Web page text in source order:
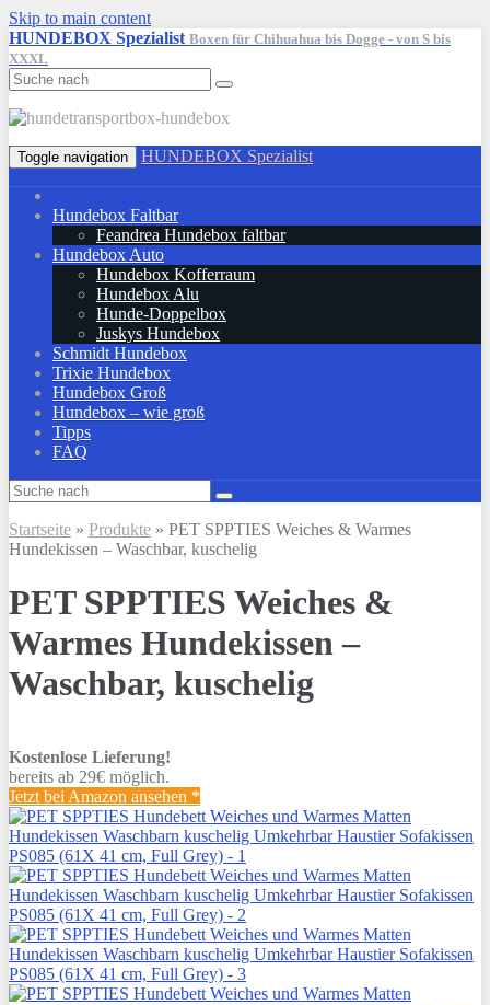
Skip to main content
HUNDEBOX Spezialist Boxen für Chihuahua bis Dogge - von S bis
XXXL
Toggle navigation HUNDEBOX Spezialist
Hundebox Faltbar
Feandrea Hundebox faltbar
Hundebox Auto
Hundebox Kofferraum
Hundebox Alu
Hunde-Doppelbox
Juskys Hundebox
Schmidt Hundebox
Trixie Hundebox
Hundebox Groß
Hundebox – wie groß
Tipps
FAQ
Startseite » Produkte » PET SPPTIES Weiches & Warmes
Hundekissen – Waschbar, kuschelig
PET SPPTIES Weiches &
Warmes Hundekissen –
Waschbar, kuschelig
Kostenlose Lieferung!
bereits ab 29€ möglich.
Jetzt bei Amazon ansehen *